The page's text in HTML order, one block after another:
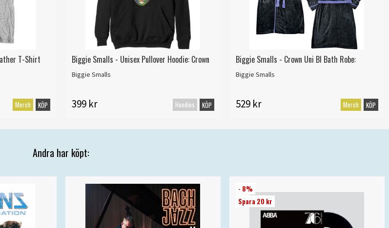
T-Shirt
Merch KÖP
Biggie Smalls - Unisex Pullover Hoodie: Crown
Biggie Smalls
399 kr Hoodies KÖP
Biggie Smalls - Crown Uni Bl Bath Robe:
Biggie Smalls
529 kr Merch KÖP
Andra har köpt:
- 8%
Spara 20 kr